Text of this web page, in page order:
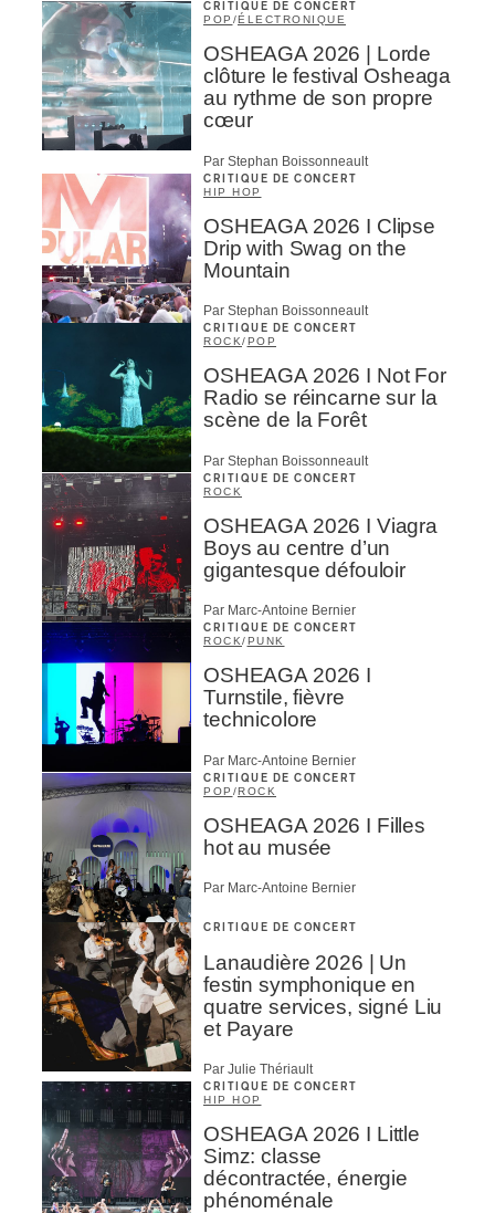
CRITIQUE DE CONCERT
POP /ÉLECTRONIQUE
OSHEAGA 2026 | Lorde
clôture le festival Osheaga
au rythme de son propre
cœur
Par Stephan Boissonneault
CRITIQUE DE CONCERT
HIP HOP
OSHEAGA 2026 I Clipse
Drip with Swag on the
Mountain
Par Stephan Boissonneault
CRITIQUE DE CONCERT
ROCK/POP
OSHEAGA 2026 I Not For
Radio se réincarne sur la
scène de la Forêt
Par Stephan Boissonneault
CRITIQUE DE CONCERT
ROCK
OSHEAGA 2026 I Viagra
Boys au centre d’un
gigantesque défouloir
Par Marc-Antoine Bernier
CRITIQUE DE CONCERT
ROCK/PUNK
OSHEAGA 2026 I
Turnstile, fièvre
technicolore
Par Marc-Antoine Bernier
CRITIQUE DE CONCERT
POP /ROCK
OSHEAGA 2026 I Filles
hot au musée
Par Marc-Antoine Bernier
CRITIQUE DE CONCERT
Lanaudière 2026 | Un
festin symphonique en
quatre services, signé Liu
et Payare
Par Julie Thériault
CRITIQUE DE CONCERT
HIP HOP
OSHEAGA 2026 I Little
Simz: classe
décontractée, énergie
phénoménale